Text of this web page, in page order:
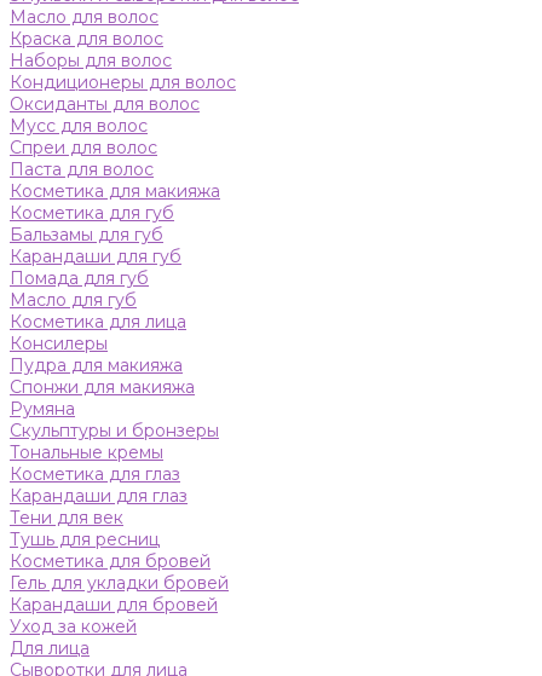
Масло для волос
Краска для волос
Наборы для волос
Кондиционеры для волос
Оксиданты для волос
Мусс для волос
Спреи для волос
Паста для волос
Косметика для макияжа
Косметика для губ
Бальзамы для губ
Карандаши для губ
Помада для губ
Масло для губ
Косметика для лица
Консилеры
Пудра для макияжа
Спонжи для макияжа
Румяна
Скульптуры и бронзеры
Тональные кремы
Косметика для глаз
Карандаши для глаз
Тени для век
Тушь для ресниц
Косметика для бровей
Гель для укладки бровей
Карандаши для бровей
Уход за кожей
Для лица
Сыворотки для лица